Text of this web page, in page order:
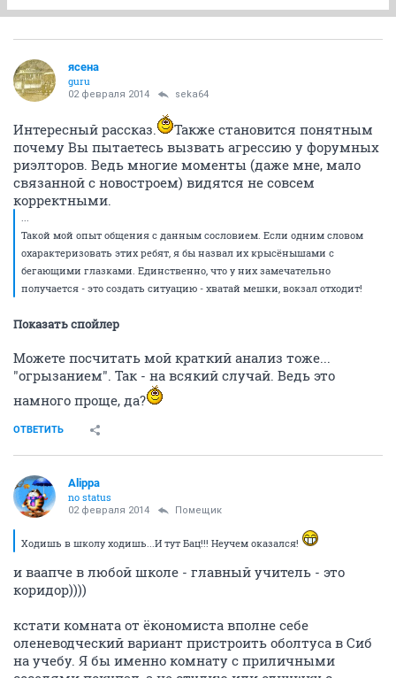
ясена
guru
02 февраля 2014 seka64
Интересный рассказ.
Также становится понятным
почему Вы пытаетесь вызвать агрессию у форумных
риэлторов. Ведь многие моменты (даже мне, мало
связанной с новостроем) видятся не совсем
корректными.
Такой мой опыт общения с данным сословием. Если одним словом
охарактеризовать этих ребят, я бы назвал их крысёнышами с
бегающими глазками. Единственно, что у них замечательно
получается - это создать ситуацию - хватай мешки, вокзал отходит!
Показать спойлер
Можете посчитать мой краткий анализ тоже...
"огрызанием". Так - на всякий случай. Ведь это
намного проще, да?
ОТВЕТИТЬ
Alippa
no status
02 февраля 2014 Помещик
Ходишь в школу ходишь...И тут Бац!!! Неучем оказался!
и ваапче в любой школе - главный учитель - это
коридор))))
кстати комната от ёкономиста вполне себе
оленеводческий вариант пристроить оболтуса в Сиб
на учебу. Я бы именно комнату с приличными